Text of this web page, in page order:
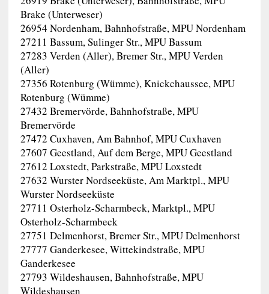
Brake (Unterweser)
26954 Nordenham, Bahnhofstraße, MPU Nordenham
27211 Bassum, Sulinger Str., MPU Bassum
27283 Verden (Aller), Bremer Str., MPU Verden
(Aller)
27356 Rotenburg (Wümme), Knickchaussee, MPU
Rotenburg (Wümme)
27432 Bremervörde, Bahnhofstraße, MPU
Bremervörde
27472 Cuxhaven, Am Bahnhof, MPU Cuxhaven
27607 Geestland, Auf dem Berge, MPU Geestland
27612 Loxstedt, Parkstraße, MPU Loxstedt
27632 Wurster Nordseeküste, Am Marktpl., MPU
Wurster Nordseeküste
27711 Osterholz-Scharmbeck, Marktpl., MPU
Osterholz-Scharmbeck
27751 Delmenhorst, Bremer Str., MPU Delmenhorst
27777 Ganderkesee, Wittekindstraße, MPU
Ganderkesee
27793 Wildeshausen, Bahnhofstraße, MPU
Wildeshausen